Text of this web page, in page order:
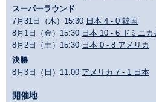
スーパーラウンド
7月31日（木）15:30 日本 4 - 0 韓国
8月1日（金）15:30 日本 10 - 6 ドミニカ
8月2日（土）15:30 日本 0 - 8 アメリカ
決勝
8月3日（日）11:00 アメリカ 7 - 1 日本
開催地